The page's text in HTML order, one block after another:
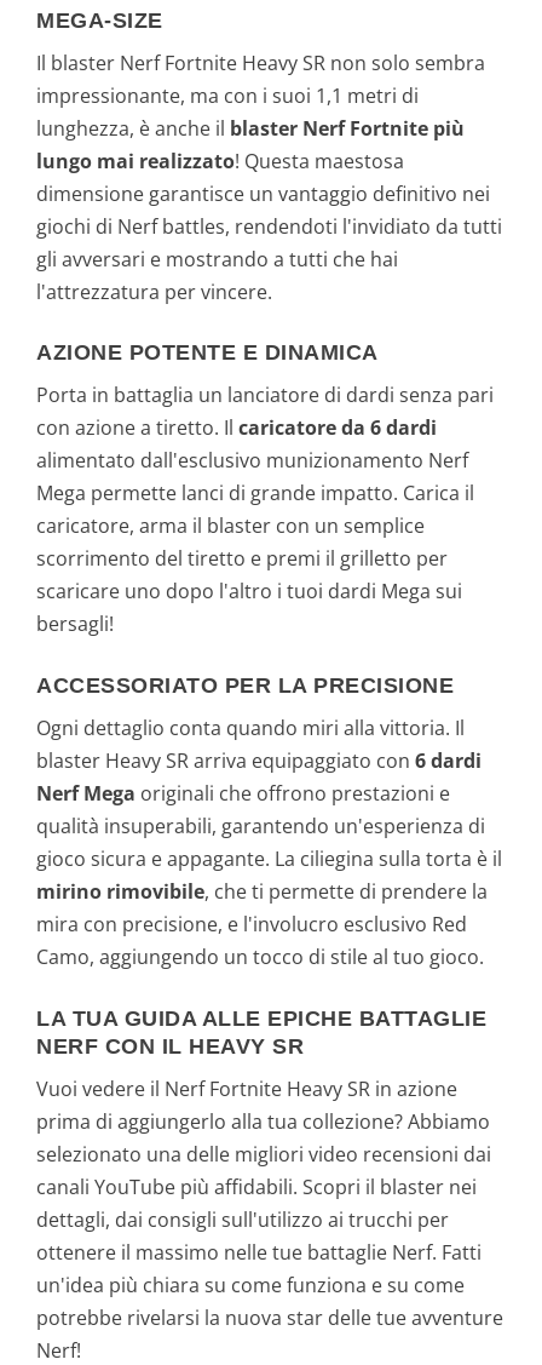
MEGA-SIZE
Il blaster Nerf Fortnite Heavy SR non solo sembra
impressionante, ma con i suoi 1,1 metri di
lunghezza, è anche il blaster Nerf Fortnite più
lungo mai realizzato! Questa maestosa
dimensione garantisce un vantaggio definitivo nei
giochi di Nerf battles, rendendoti l'invidiato da tutti
gli avversari e mostrando a tutti che hai
l'attrezzatura per vincere.
AZIONE POTENTE E DINAMICA
Porta in battaglia un lanciatore di dardi senza pari
con azione a tiretto. Il caricatore da 6 dardi
alimentato dall'esclusivo munizionamento Nerf
Mega permette lanci di grande impatto. Carica il
caricatore, arma il blaster con un semplice
scorrimento del tiretto e premi il grilletto per
scaricare uno dopo l'altro i tuoi dardi Mega sui
bersagli!
ACCESSORIATO PER LA PRECISIONE
Ogni dettaglio conta quando miri alla vittoria. Il
blaster Heavy SR arriva equipaggiato con 6 dardi
Nerf Mega originali che offrono prestazioni e
qualità insuperabili, garantendo un'esperienza di
gioco sicura e appagante. La ciliegina sulla torta è il
mirino rimovibile, che ti permette di prendere la
mira con precisione, e l'involucro esclusivo Red
Camo, aggiungendo un tocco di stile al tuo gioco.
LA TUA GUIDA ALLE EPICHE BATTAGLIE
NERF CON IL HEAVY SR
Vuoi vedere il Nerf Fortnite Heavy SR in azione
prima di aggiungerlo alla tua collezione? Abbiamo
selezionato una delle migliori video recensioni dai
canali YouTube più affidabili. Scopri il blaster nei
dettagli, dai consigli sull'utilizzo ai trucchi per
ottenere il massimo nelle tue battaglie Nerf. Fatti
un'idea più chiara su come funziona e su come
potrebbe rivelarsi la nuova star delle tue avventure
Nerf!